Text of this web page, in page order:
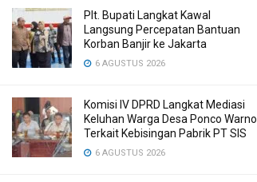
Plt. Bupati Langkat Kawal
Langsung Percepatan Bantuan
Korban Banjir ke Jakarta
6 AGUSTUS 2026
Komisi IV DPRD Langkat Mediasi
Keluhan Warga Desa Ponco Warno
Terkait Kebisingan Pabrik PT SIS
6 AGUSTUS 2026